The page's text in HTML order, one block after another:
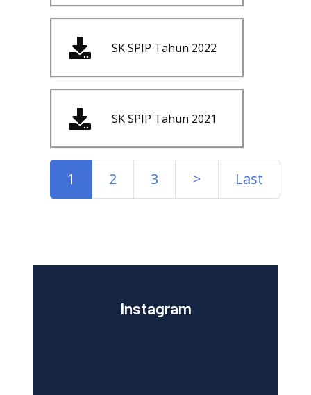
SK SPIP Tahun 2022
SK SPIP Tahun 2021
1 2 3 > Last
Instagram